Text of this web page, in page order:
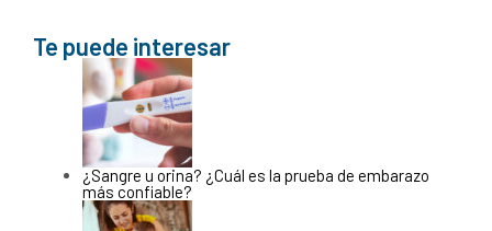
Te puede interesar
¿Sangre u orina? ¿Cuál es la prueba de embarazo
más confiable?